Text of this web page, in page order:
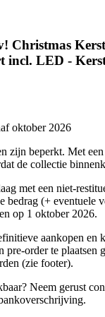
Christmas
incl. LED -
oktober 2026
zijn beperkt. Met
de collectie
met een niet-
bedrag (+ eventuele
op 1 oktober 2026.
aankopen en
pre-order te plaatsen
(zie footer).
Neem gerust